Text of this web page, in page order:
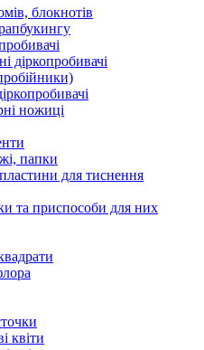
блокнотів
діркопробивачі
ножиці
папки
для тиснення
та приспособи для них
квіти